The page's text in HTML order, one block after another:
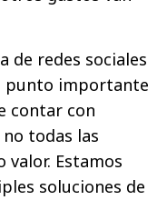
de redes sociales
punto importante
contar con
todas las
Estamos
soluciones de